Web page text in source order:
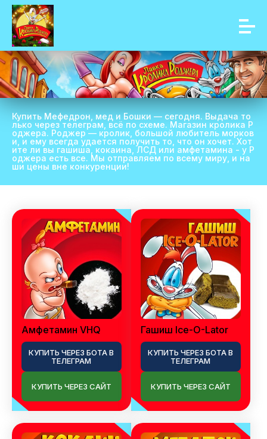
Купить Мефедрон, мед и Бошки — сегодня. Выдача то
лько через телеграм, всё по схеме. Магазин кролика Р
оджера. Роджер — кролик, большой любитель морков
и, и ему всегда удается получить то, что он хочет. Хот
ите ли вы гашиша, кокаина, ЛСД или амфетамина - у Р
оджера есть все. Мы отправляем по всему миру, и на
ши цены вне конкуренции!
Амфетамин VHQ
КУПИТЬ ЧЕРЕЗ БОТА В
ТЕЛЕГРАМ
КУПИТЬ ЧЕРЕЗ САЙТ
Гашиш Ice-O-Lator
КУПИТЬ ЧЕРЕЗ БОТА В
ТЕЛЕГРАМ
КУПИТЬ ЧЕРЕЗ САЙТ